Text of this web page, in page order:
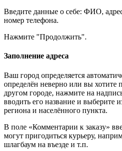
Введите данные о себе: ФИО,
номер телефона.
Нажмите "Продолжить".
Заполнение адреса
Ваш город определяется
определён неверно или вы хотите
другом городе, нажмите на
вводить его название и выберите
региона и населённого пункта.
В поле «Комментарии к заказу»
могут пригодиться курьеру,
шлагбаум на въезде и т.п.